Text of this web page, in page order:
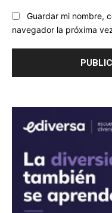
Guardar mi nombre,
navegador la próxima